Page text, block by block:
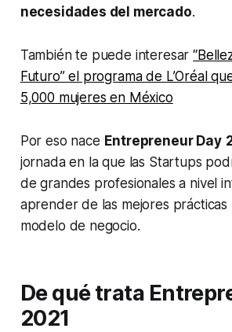
necesidades del mercado.
También te puede interesar
Futuro” el programa de L’Oréal
5,000 mujeres en México
Por eso nace Entrepreneur Day
jornada en la que las Startups
de grandes profesionales a nivel
aprender de las mejores prácticas
modelo de negocio.
De qué trata
2021